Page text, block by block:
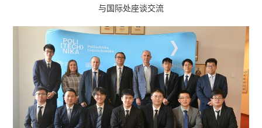
与国际处座谈交流